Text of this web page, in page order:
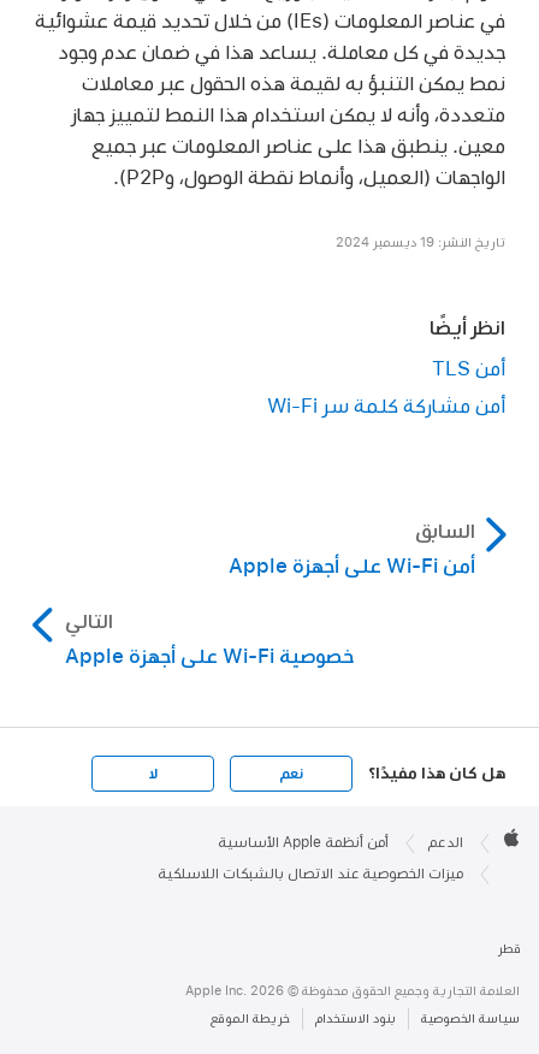
في عناصر المعلومات (IEs) من خلال تحديد قيمة عشوائية
جديدة في كل معاملة. يساعد هذا في ضمان عدم وجود
نمط يمكن التنبؤ به لقيمة هذه الحقول عبر معاملات
متعددة، وأنه لا يمكن استخدام هذا النمط لتمييز جهاز
معين. ينطبق هذا على عناصر المعلومات عبر جميع
الواجهات (العميل، وأنماط نقطة الوصول، وP2P).
تاريخ النشر: 19 ديسمبر 2024
انظر أيضًا
أمن TLS
أمن مشاركة كلمة سر Wi-Fi
السابق
أمن Wi-Fi على أجهزة Apple
التالي
خصوصية Wi-Fi على أجهزة Apple
هل كان هذا مفيدًا؟ نعم لا
Footer

الدعم أمن أنظمة Apple الأساسية
ميزات الخصوصية عند الاتصال بالشبكات اللاسلكية
قطر
العلامة التجارية وجميع الحقوق محفوظة © Apple Inc. 2026
سياسة الخصوصية بنود الاستخدام خريطة الموقع